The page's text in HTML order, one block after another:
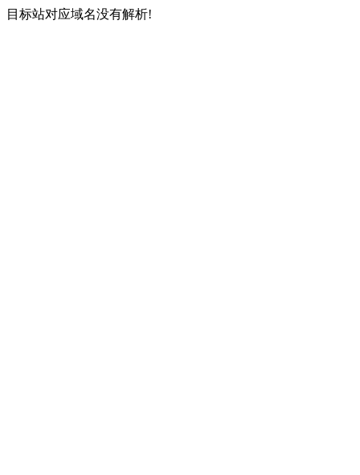
目标站对应域名没有解析!